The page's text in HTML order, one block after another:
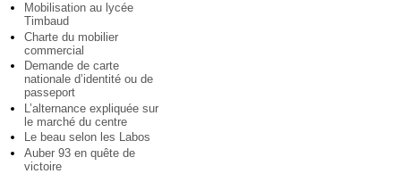
Mobilisation au lycée
Timbaud
Charte du mobilier
commercial
Demande de carte
nationale d’identité ou de
passeport
L’alternance expliquée sur
le marché du centre
Le beau selon les Labos
Auber 93 en quête de
victoire